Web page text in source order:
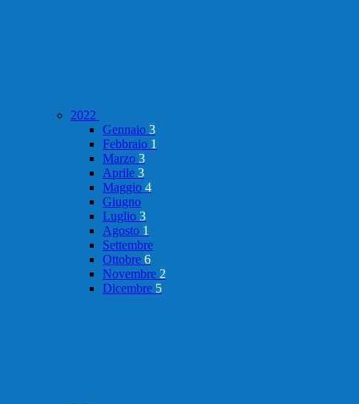
2022
Gennaio 3
Febbraio 1
Marzo 3
Aprile 3
Maggio 4
Giugno
Luglio 3
Agosto 1
Settembre
Ottobre 6
Novembre 2
Dicembre 5